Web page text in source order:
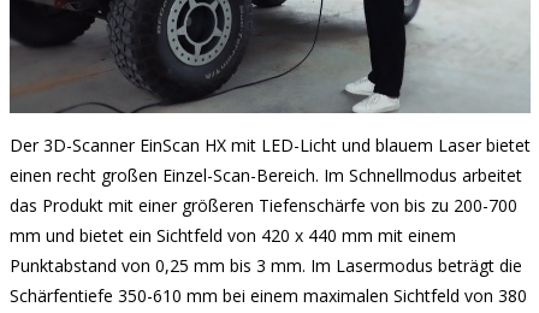
Der 3D-Scanner EinScan HX mit LED-Licht und blauem Laser bietet
einen recht großen Einzel-Scan-Bereich. Im Schnellmodus arbeitet
das Produkt mit einer größeren Tiefenschärfe von bis zu 200-700
mm und bietet ein Sichtfeld von 420 x 440 mm mit einem
Punktabstand von 0,25 mm bis 3 mm. Im Lasermodus beträgt die
Schärfentiefe 350-610 mm bei einem maximalen Sichtfeld von 380